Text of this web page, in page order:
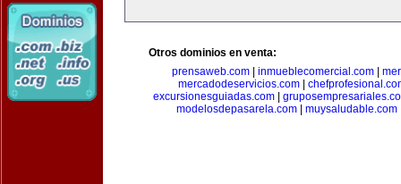
Otros dominios en venta:
prensaweb.com| inmueblecomercial.com|
mercadodeservicios.com
excursionesguiadas.com|
modelosdepasarela.com
muysaludable.com